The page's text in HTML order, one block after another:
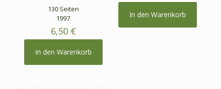
130 Seiten
1997
6,50 €
In den Warenkorb
In den Warenkorb